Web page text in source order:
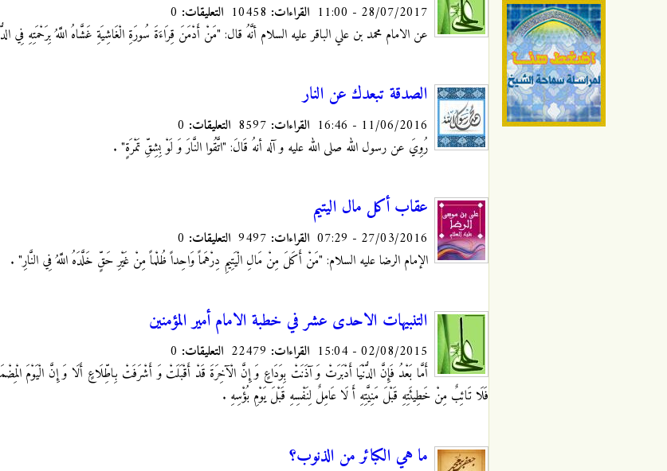
28/07/2017 - 11:00 القراءات: التعليقات:
عن الامام محمد بن علي الباقر عليه السلام أنَّهُ قال: "مَنْ أَدْمَنَ قِرَاءَةَ سُورَةِ الْغَاشِيَةِ غَشَّاهُ اللَّهُ بِرَحْمَتِهِ فِي
الصدقة تبعدك عن النار
11/06/2016 - 16:46 القراءات: التعليقات:
رُوِيَ عن رسول الله صلى الله عليه و آله أنهُ قَالَ: "اتَّقُوا النَّارَ وَ لَوْ بِشِقِّ تَمْرَةٍ"
.
عقاب أكل مال اليتيم
27/03/2016 - 07:29 القراءات: التعليقات:
الإمام الرضا عليه السلام: "مَنْ‏ أَكَلَ‏ مِنْ مَالِ الْيَتِيمِ دِرْهَماً وَاحِداً ظُلْماً مِنْ غَيْرِ حَقٍّ خَلَّدَهُ اللَّهُ فِي النَّارِ" .
التنبيهات الاحدى عشر في خطبة الامام أمير المؤمنين
02/08/2015 - 15:04 القراءات: التعليقات:
أَمَّا بَعْدُ فَإِنَّ الدُّنْيَا أَدْبَرَتْ وَ آذَنَتْ بِوَدَاعٍ وَ إِنَّ الْآخِرَةَ قَدْ أَقْبَلَتْ وَ أَشْرَفَتْ بِاطِّلَاعٍ أَلَا وَ إِنَّ الْيَوْمَ
فَلَا تَائِبٌ مِنْ خَطِيئَتِهِ قَبْلَ مَنِيَّتِهِ أَ لَا عَامِلٌ لِنَفْسِهِ قَبْلَ يَوْمِ بُؤْسِهِ .
ما هي الكبائر من الذنوب؟